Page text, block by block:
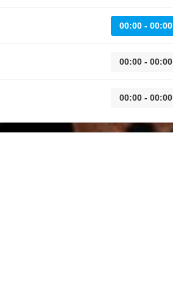
00:00 - 00:00
00:00 - 00:00
00:00 - 00:00